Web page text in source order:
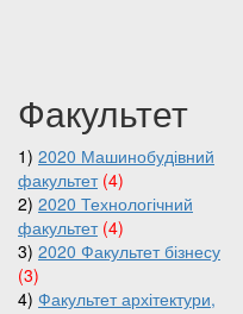
Факультет
1) 2020 Машинобудівний
факультет(4)
2) 2020 Технологічний
факультет(4)
3) 2020 Факультет бізнесу
(3)
4) Факультет архітектури,